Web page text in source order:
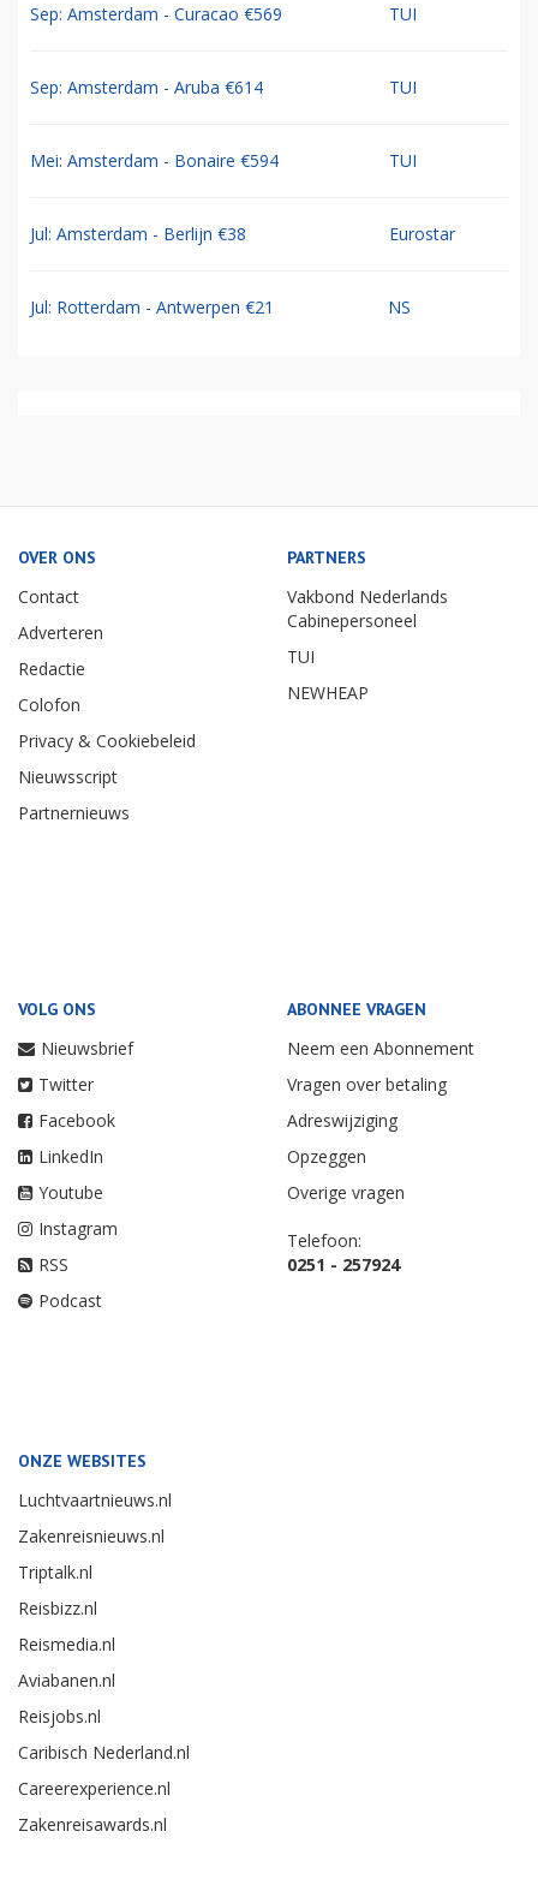
Sep: Amsterdam - Curacao €569 TUI
Sep: Amsterdam - Aruba €614 TUI
Mei: Amsterdam - Bonaire €594 TUI
Jul: Amsterdam - Berlijn €38 Eurostar
Jul: Rotterdam - Antwerpen €21 NS
OVER ONS
Contact
Adverteren
Redactie
Colofon
Privacy & Cookiebeleid
Nieuwsscript
Partnernieuws
PARTNERS
Vakbond Nederlands
Cabinepersoneel
TUI
NEWHEAP
VOLG ONS
Nieuwsbrief
Twitter
Facebook
LinkedIn
Youtube
Instagram
RSS
Podcast
ABONNEE VRAGEN
Neem een Abonnement
Vragen over betaling
Adreswijziging
Opzeggen
Overige vragen
Telefoon:
0251 - 257924
ONZE WEBSITES
Luchtvaartnieuws.nl
Zakenreisnieuws.nl
Triptalk.nl
Reisbizz.nl
Reismedia.nl
Aviabanen.nl
Reisjobs.nl
Caribisch Nederland.nl
Careerexperience.nl
Zakenreisawards.nl